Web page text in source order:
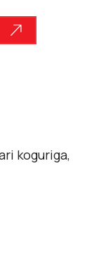
koguriga,